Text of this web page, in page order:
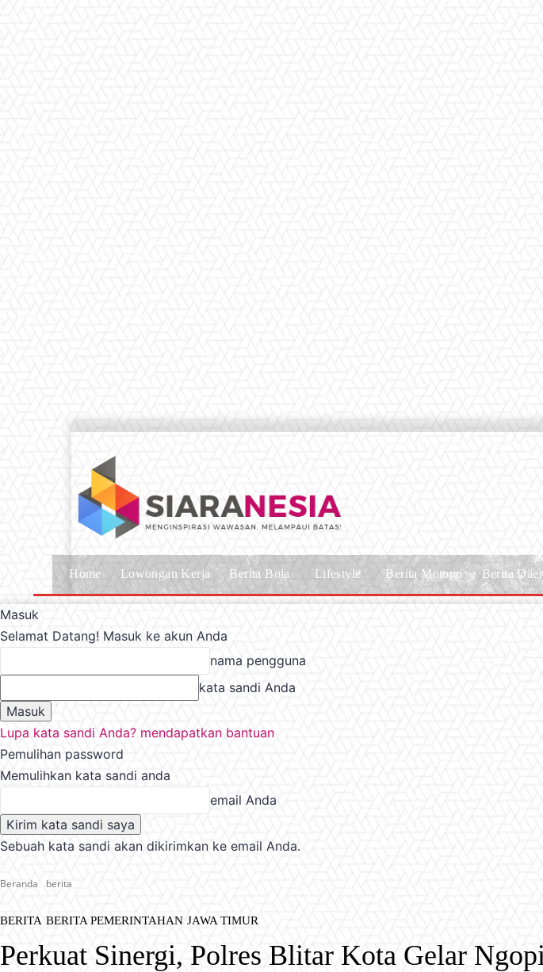
Home Lowongan Kerja Berita Bola Lifestyle Berita Motogp Berita
Masuk
Selamat Datang! Masuk ke akun Anda
nama pengguna
kata sandi Anda
Lupa kata sandi Anda? mendapatkan bantuan
Pemulihan password
Memulihkan kata sandi anda
email Anda
Sebuah kata sandi akan dikirimkan ke email Anda.
Beranda berita
BERITA BERITA PEMERINTAHAN JAWA TIMUR
Perkuat Sinergi, Polres Blitar Kota Gelar